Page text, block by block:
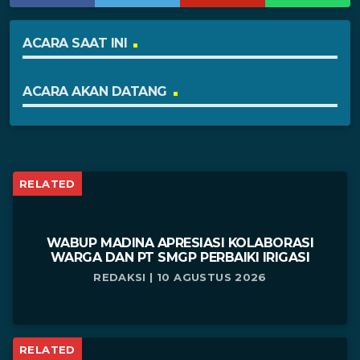
ACARA SAAT INI
ACARA AKAN DATANG
RELATED
WABUP MADINA APRESIASI KOLABORASI
WARGA DAN PT SMGP PERBAIKI IRIGASI
REDAKSI | 10 AGUSTUS 2026
RELATED